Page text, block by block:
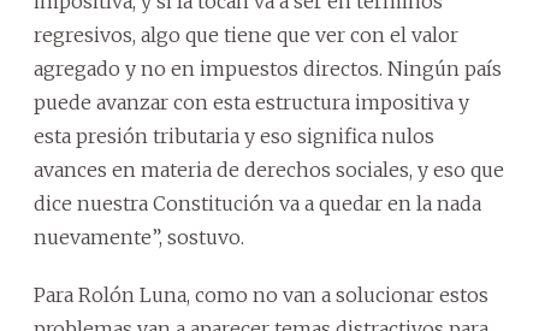
regresivos, algo que tiene que ver con el valor
agregado y no en impuestos directos. Ningún país
puede avanzar con esta estructura impositiva y
esta presión tributaria y eso significa nulos
avances en materia de derechos sociales, y eso que
dice nuestra Constitución va a quedar en la nada
nuevamente”, sostuvo.
Para Rolón Luna, como no van a solucionar estos